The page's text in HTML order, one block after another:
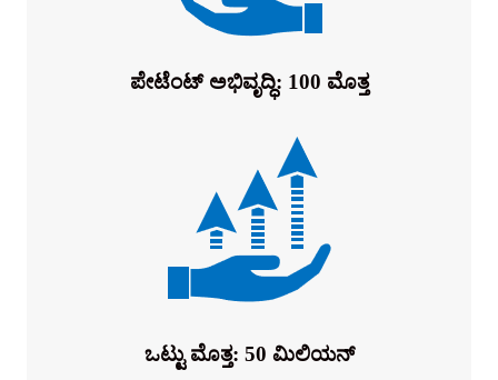
ಪೇಟೆಂಟ್ ಅಭಿವೃದ್ಧಿ: 100 ಮೊತ್ತ
ಒಟ್ಟು ಮೊತ್ತ: 50 ಮಿಲಿಯನ್